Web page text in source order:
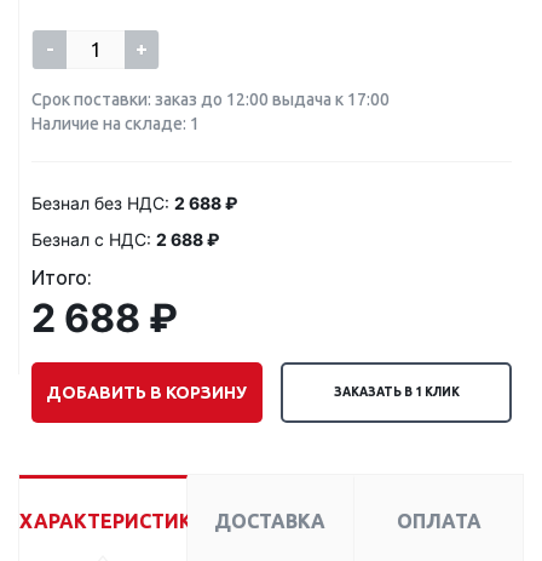
- +
Срок поставки: заказ до 12:00 выдача к 17:00
Наличие на складе: 1
Безнал без НДС: 2 688 ₽
Безнал с НДС: 2 688 ₽
Итого:
2 688 ₽
ДОБАВИТЬ В КОРЗИНУ ЗАКАЗАТЬ В 1 КЛИК
ХАРАКТЕРИСТИКИ ДОСТАВКА ОПЛАТА